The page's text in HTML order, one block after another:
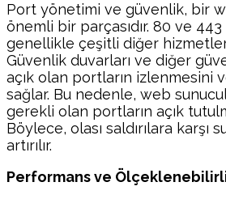
Port yönetimi ve güvenlik, bir
önemli bir parçasıdır. 80 ve 443
genellikle çeşitli diğer hizmetler
Güvenlik duvarları ve diğer
açık olan portların izlenmesini
sağlar. Bu nedenle, web
gerekli olan portların açık
Böylece, olası saldırılara karşı
artırılır.
Performans ve